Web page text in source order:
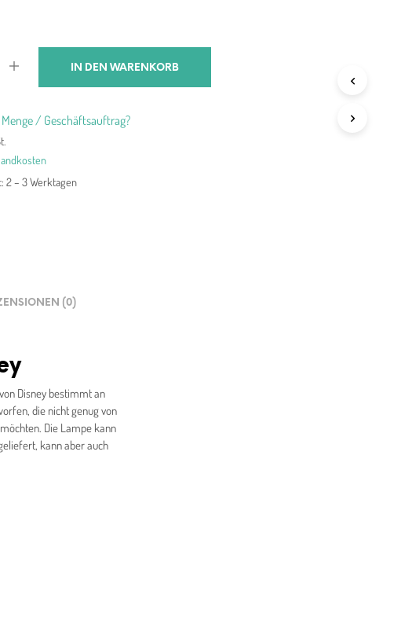
IN DEN WARENKORB
/ Geschäftsauftrag?
2 – 3 Werktagen
(0)
Disney bestimmt an
die nicht genug von
Die Lampe kann
kann aber auch